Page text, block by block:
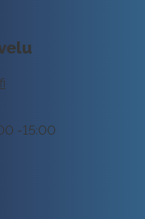
-15:00